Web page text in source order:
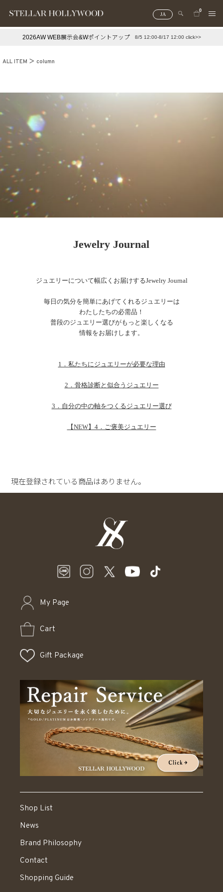
JA
0
#スタッフイチ押し（通勤パールアクセ）
2026AW WEB展示会&Wポイントアップ 8/5 12:00-8/17 12:00 click>>
ALL ITEM column
Jewelry Journal
ジュエリーについて幅広くお届けするJewelry Journal
毎日の気分を簡単にあげてくれるジュエリーは
わたしたちの必需品！
普段のジュエリー選びがもっと楽しくなる
情報をお届けします。
1．私たちにジュエリーが必要な理由
2．骨格診断と似合うジュエリー
3．自分の中の軸をつくるジュエリー選び
【NEW】4．ご褒美ジュエリー
現在登録されている商品はありません。
My Page
Cart
Gift Package
Shop List
News
Brand Philosophy
Contact
Shopping Guide